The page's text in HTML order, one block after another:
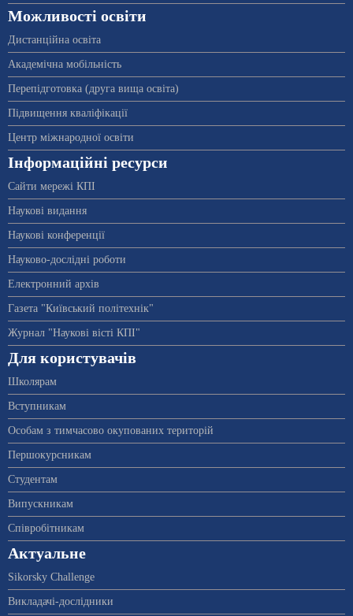
Можливості освіти
Дистанційна освіта
Академічна мобільність
Перепідготовка (друга вища освіта)
Підвищення кваліфікації
Центр міжнародної освіти
Інформаційні ресурси
Сайти мережі КПІ
Наукові видання
Наукові конференції
Науково-дослідні роботи
Електронний архів
Газета "Київський політехнік"
Журнал "Наукові вісті КПІ"
Для користувачів
Школярам
Вступникам
Особам з тимчасово окупованих територій
Першокурсникам
Студентам
Випускникам
Співробітникам
Актуальне
Sikorsky Challenge
Викладачі-дослідники